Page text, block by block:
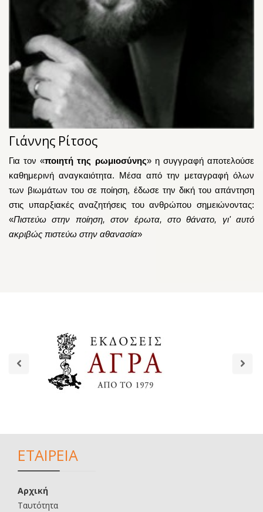
ρωμιοσύνης» η συγγραφή αποτελούσε
Μέσα από την μεταγραφή όλων
σε ποίηση, έδωσε την δική του απάντηση
του ανθρώπου σημειώνοντας:
στον έρωτα, στο θάνατο, γι' αυτό
αθανασία»
Νίκος
γράμματα, στην
πνεύματος».
ανθρώπου και
Σκούληκα που
σκοτεινές,
ΕΤΑΙΡΕΙΑ
Αρχική
Ταυτότητα